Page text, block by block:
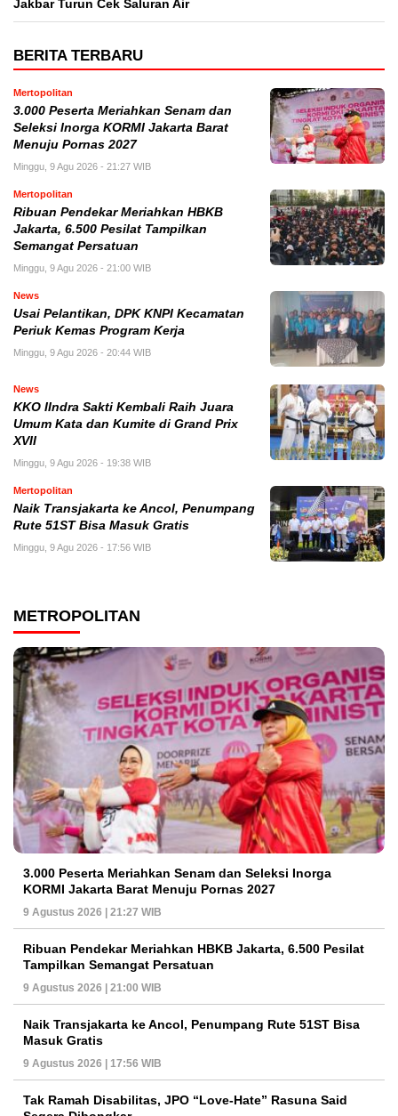
Jakbar Turun Cek Saluran Air
BERITA TERBARU
Mertopolitan
3.000 Peserta Meriahkan Senam dan
Seleksi Inorga KORMI Jakarta Barat
Menuju Pornas 2027
Minggu, 9 Agu 2026 - 21:27 WIB
Mertopolitan
Ribuan Pendekar Meriahkan HBKB
Jakarta, 6.500 Pesilat Tampilkan
Semangat Persatuan
Minggu, 9 Agu 2026 - 21:00 WIB
News
Usai Pelantikan, DPK KNPI Kecamatan
Periuk Kemas Program Kerja
Minggu, 9 Agu 2026 - 20:44 WIB
News
KKO IIndra Sakti Kembali Raih Juara
Umum Kata dan Kumite di Grand Prix
XVII
Minggu, 9 Agu 2026 - 19:38 WIB
Mertopolitan
Naik Transjakarta ke Ancol, Penumpang
Rute 51ST Bisa Masuk Gratis
Minggu, 9 Agu 2026 - 17:56 WIB
METROPOLITAN
3.000 Peserta Meriahkan Senam dan Seleksi Inorga
KORMI Jakarta Barat Menuju Pornas 2027
9 Agustus 2026 | 21:27 WIB
Ribuan Pendekar Meriahkan HBKB Jakarta, 6.500 Pesilat
Tampilkan Semangat Persatuan
9 Agustus 2026 | 21:00 WIB
Naik Transjakarta ke Ancol, Penumpang Rute 51ST Bisa
Masuk Gratis
9 Agustus 2026 | 17:56 WIB
Tak Ramah Disabilitas, JPO “Love-Hate” Rasuna Said